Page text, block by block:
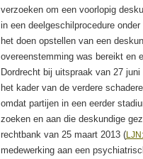
verzoeken om een voorlopig
in een deelgeschilprocedure
het doen opstellen van een
overeenstemming was bereikt en
Dordrecht bij uitspraak van 27 juni
het kader van de verdere
omdat partijen in een eerder
zoeken en aan die deskundige
rechtbank van 25 maart 2013 (
medewerking aan een